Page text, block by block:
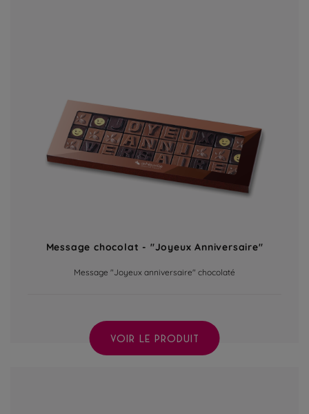
Message chocolat - "Joyeux Anniversaire"
Message "Joyeux anniversaire" chocolaté
VOIR LE PRODUIT